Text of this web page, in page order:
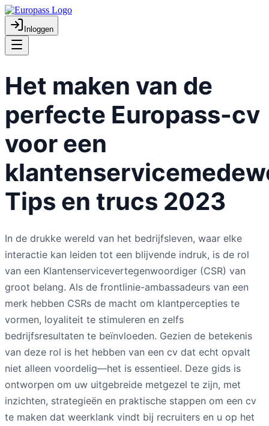
Inloggen
Het maken van de
perfecte Europass-cv
voor een
Tips en trucs 2023
In de drukke wereld van het bedrijfsleven, waar elke
interactie kan leiden tot een blijvende indruk, is de rol
van een Klantenservicevertegenwoordiger (CSR) van
groot belang. Als de frontlinie-ambassadeurs van een
merk hebben CSRs de macht om klantpercepties te
vormen, loyaliteit te stimuleren en zelfs
bedrijfsresultaten te beïnvloeden. Gezien de betekenis
van deze rol is het hebben van een cv dat echt opvalt
niet alleen voordelig—het is essentieel. Deze gids is
ontworpen om uw uitgebreide metgezel te zijn, met
inzichten, strategieën en praktische stappen om een cv
te maken dat weerklank vindt bij recruiters en u op het